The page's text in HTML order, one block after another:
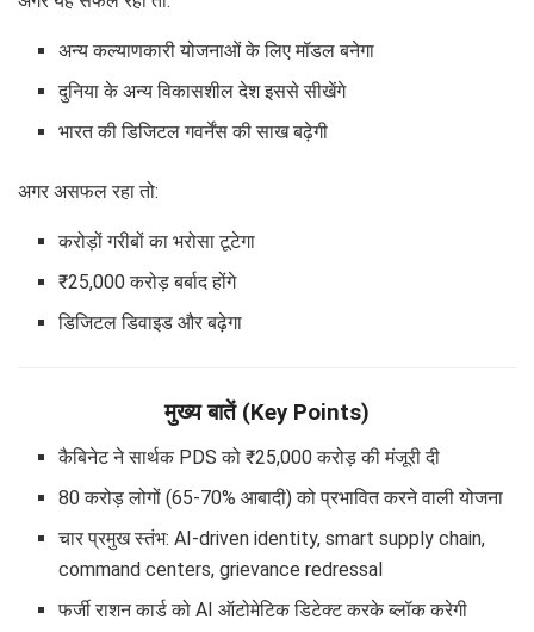
अन्य कल्याणकारी योजनाओं के लिए मॉडल बनेगा
दुनिया के अन्य विकासशील देश इससे सीखेंगे
भारत की डिजिटल गवर्नेंस की साख बढ़ेगी
अगर असफल रहा तो:
करोड़ों गरीबों का भरोसा टूटेगा
₹25,000 करोड़ बर्बाद होंगे
डिजिटल डिवाइड और बढ़ेगा
मुख्य बातें (Key Points)
कैबिनेट ने सार्थक PDS को ₹25,000 करोड़ की मंजूरी दी
80 करोड़ लोगों (65-70% आबादी) को प्रभावित करने वाली योजना
चार प्रमुख स्तंभ: AI-driven identity, smart supply chain,
command centers, grievance redressal
फर्जी राशन कार्ड को AI ऑटोमेटिक डिटेक्ट करके ब्लॉक करेगी